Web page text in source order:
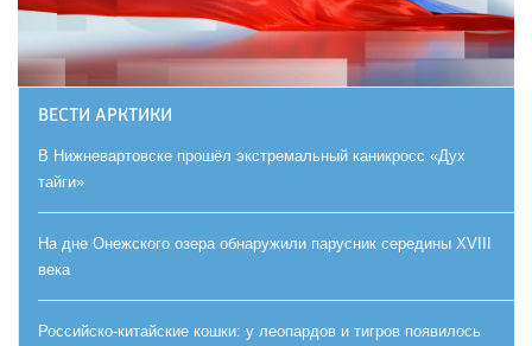
ВЕСТИ АРКТИКИ
В Нижневартовске прошёл экстремальный каникросс «Дух
тайги»
На дне Онежского озера обнаружили парусник середины XVIII
века
Российско-китайские кошки: у леопардов и тигров появилось